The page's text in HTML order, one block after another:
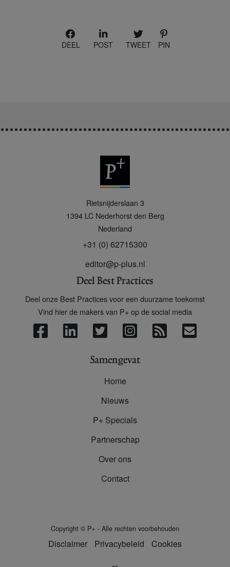
DEEL POST TWEET PIN
Rietsnijderslaan 3
1394 LC Nederhorst den Berg
Nederland
+31 (0) 62715300
editor@p-plus.nl
Deel Best Practices
Deel onze Best Practices voor een duurzame toekomst
Vind hier de makers van P+ op de social media
Samengevat
Home
Nieuws
P+ Specials
Partnerschap
Over ons
Contact
Copyright © P+ - Alle rechten voorbehouden
Disclaimer Privacybeleid Cookies